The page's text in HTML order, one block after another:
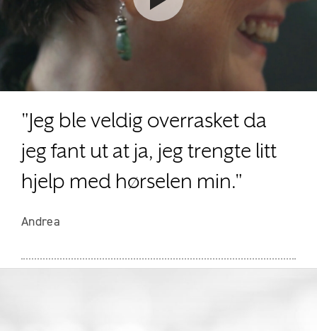
"Jeg ble veldig overrasket da
jeg fant ut at ja, jeg trengte litt
hjelp med hørselen min."
Andrea